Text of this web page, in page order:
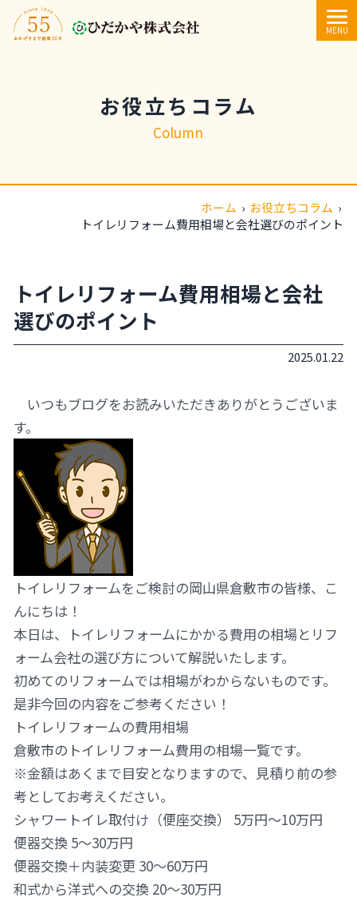
内容をスキップ
MENU
お役立ちコラム
Column
ホーム › お役立ちコラム ›
トイレリフォーム費用相場と会社選びのポイント
トイレリフォーム費用相場と会社
選びのポイント
2025.01.22
いつもブログをお読みいただきありがとうございま
す。
トイレリフォームをご検討の岡山県倉敷市の皆様、こ
んにちは！
本日は、トイレリフォームにかかる費用の相場とリフ
ォーム会社の選び方について解説いたします。
初めてのリフォームでは相場がわからないものです。
是非今回の内容をご参考ください！
トイレリフォームの費用相場
倉敷市のトイレリフォーム費用の相場一覧です。
※金額はあくまで目安となりますので、見積り前の参
考としてお考えください。
シャワートイレ取付け（便座交換） 5万円～10万円
便器交換 5～30万円
便器交換＋内装変更 30～60万円
和式から洋式への交換 20～30万円